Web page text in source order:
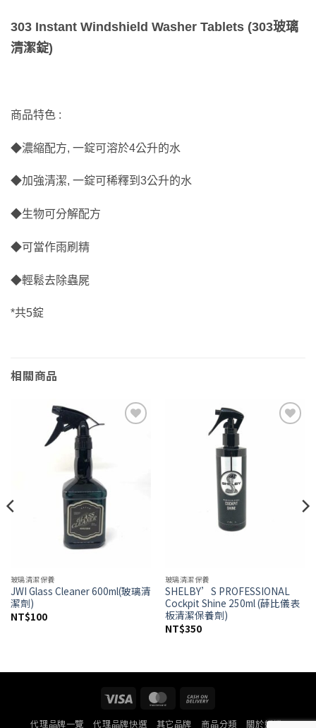
303 Instant Windshield Washer Tablets (303玻璃
清潔錠)
商品特色 :
◆濃縮配方, 一錠可溶於4公升的水
◆加強清潔, 一錠可稀釋到3公升的水
◆生物可分解配方
◆可當作雨刷精
◆輕鬆去除蟲屍
*共5錠
相關商品
玻璃清潔保養
JWI Glass Cleaner 600ml(玻璃清
潔劑)
NT$100
玻璃清潔保養
SHELBY’S PROFESSIONAL
Cockpit Shine 250ml (薛比儀表
板清潔保養劑)
NT$350
Visa MasterCard
代理品牌一覽 代理品牌快選 其它品牌 商品分類 關於好蠟